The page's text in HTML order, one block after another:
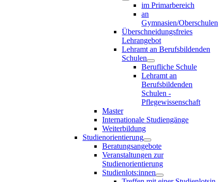
im Primarbereich
an
Gymnasien/Oberschulen
Überschneidungsfreies
Lehrangebot
Lehramt an Berufsbildenden
Schulen
Berufliche Schule
Lehramt an
Berufsbildenden
Schulen -
Pflegewissenschaft
Master
Internationale Studiengänge
Weiterbildung
Studienorientierung
Beratungsangebote
Veranstaltungen zur
Studienorientierung
Studienlots:innen